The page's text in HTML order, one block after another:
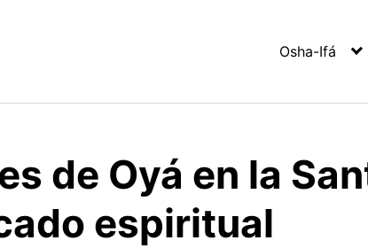
Osha-Ifá
de Oyá en la
espiritual